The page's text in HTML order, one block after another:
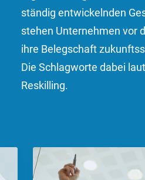
ständig entwickelnden
stehen Unternehmen vor
ihre Belegschaft
Die Schlagworte dabei
Reskilling.